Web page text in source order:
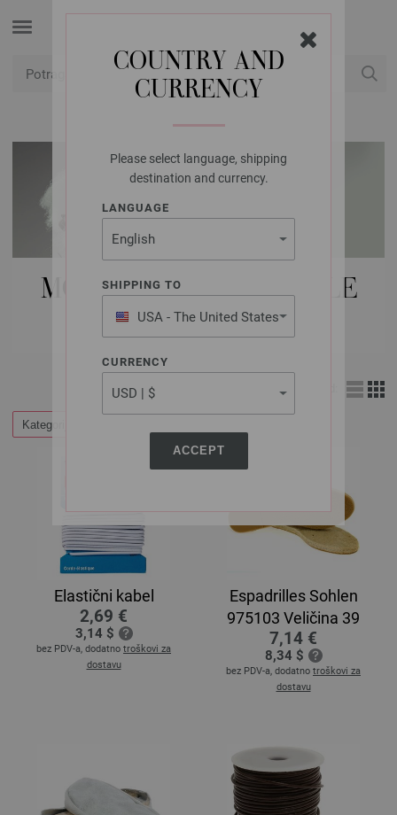
COUNTRY AND
CURRENCY
Please select language, shipping
destination and currency.
LANGUAGE
SHIPPING TO
USA - The United States
of America
CURRENCY
ACCEPT
MODNI DODACI | OSTALE
STAVKE
Kategorije
Elastični kabel
2,69 €
3,14 $
bez PDV-a, dodatno troškovi za
dostavu
Espadrilles Sohlen
975103 Veličina 39
7,14 €
8,34 $
bez PDV-a, dodatno troškovi za
dostavu